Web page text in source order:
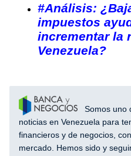
#Análisis:
impuestos
incrementar la
Venezuela?
Somos uno
noticias en Venezuela para
financieros y de negocios,
mercado. Hemos sido y